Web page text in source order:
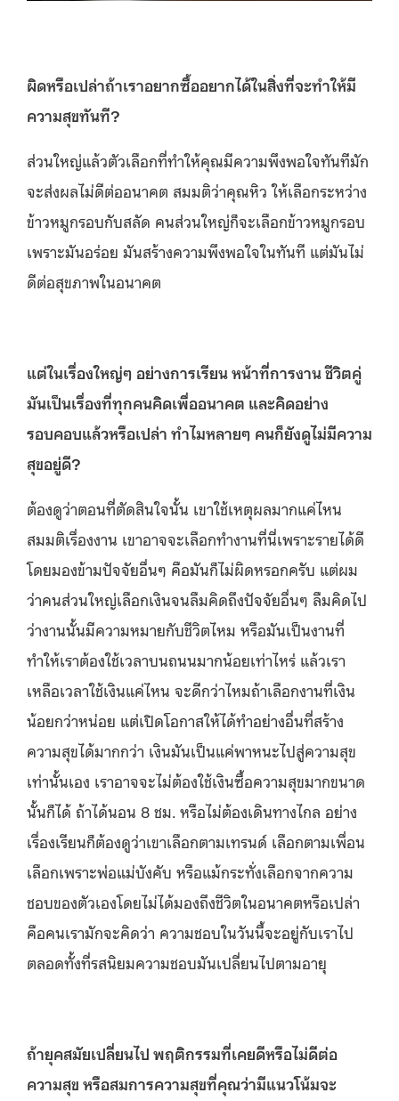
ผิดหรือเปล่าถ้าเราอยากซื้ออยากได้ในสิ่งที่จะทำให้มี
ความสุขทันที?
ส่วนใหญ่แล้วตัวเลือกที่ทำให้คุณมีความพึงพอใจทันทีมัก
จะส่งผลไม่ดีต่ออนาคต สมมติว่าคุณหิว ให้เลือกระหว่าง
ข้าวหมูกรอบกับสลัด คนส่วนใหญ่ก็จะเลือกข้าวหมูกรอบ
เพราะมันอร่อย มันสร้างความพึงพอใจในทันที แต่มันไม่
ดีต่อสุขภาพในอนาคต
แต่ในเรื่องใหญ่ๆ อย่างการเรียน หน้าที่การงาน ชีวิตคู่
มันเป็นเรื่องที่ทุกคนคิดเพื่ออนาคต และคิดอย่าง
รอบคอบแล้วหรือเปล่า ทำไมหลายๆ คนก็ยังดูไม่มีความ
สุขอยู่ดี?
ต้องดูว่าตอนที่ตัดสินใจนั้น เขาใช้เหตุผลมากแค่ไหน
สมมติเรื่องงาน เขาอาจจะเลือกทำงานที่นี่เพราะรายได้ดี
โดยมองข้ามปัจจัยอื่นๆ คือมันก็ไม่ผิดหรอกครับ แต่ผม
ว่าคนส่วนใหญ่เลือกเงินจนลืมคิดถึงปัจจัยอื่นๆ ลืมคิดไป
ว่างานนั้นมีความหมายกับชีวิตไหม หรือมันเป็นงานที่
ทำให้เราต้องใช้เวลาบนถนนมากน้อยเท่าไหร่ แล้วเรา
เหลือเวลาใช้เงินแค่ไหน จะดีกว่าไหมถ้าเลือกงานที่เงิน
น้อยกว่าหน่อย แต่เปิดโอกาสให้ได้ทำอย่างอื่นที่สร้าง
ความสุขได้มากกว่า เงินมันเป็นแค่พาหนะไปสู่ความสุข
เท่านั้นเอง เราอาจจะไม่ต้องใช้เงินซื้อความสุขมากขนาด
นั้นก็ได้ ถ้าได้นอน 8 ชม. หรือไม่ต้องเดินทางไกล อย่าง
เรื่องเรียนก็ต้องดูว่าเขาเลือกตามเทรนด์ เลือกตามเพื่อน
เลือกเพราะพ่อแม่บังคับ หรือแม้กระทั่งเลือกจากความ
ชอบของตัวเองโดยไม่ได้มองถึงชีวิตในอนาคตหรือเปล่า
คือคนเรามักจะคิดว่า ความชอบในวันนี้จะอยู่กับเราไป
ตลอดทั้งที่รสนิยมความชอบมันเปลี่ยนไปตามอายุ
ถ้ายุคสมัยเปลี่ยนไป พฤติกรรมที่เคยดีหรือไม่ดีต่อ
ความสุข หรือสมการความสุขที่คุณว่ามีแนวโน้มจะ